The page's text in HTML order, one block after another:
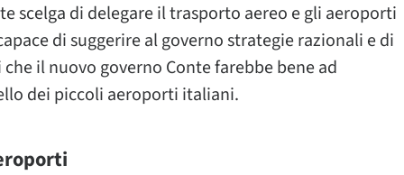
scelga di delegare il trasporto aereo e gli aeroporti
di suggerire al governo strategie razionali e di
il nuovo governo Conte farebbe bene ad
dei piccoli aeroporti italiani.